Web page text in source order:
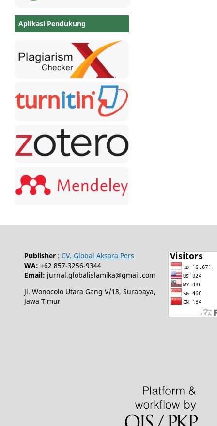
Aplikasi Pendukung
Publisher: CV. Global Aksara Pers
WA: +62 857-3256-9344
Email: jurnal.globalislamika@gmail.com
Jl. Wonocolo Utara Gang V/18, Surabaya,
Jawa Timur